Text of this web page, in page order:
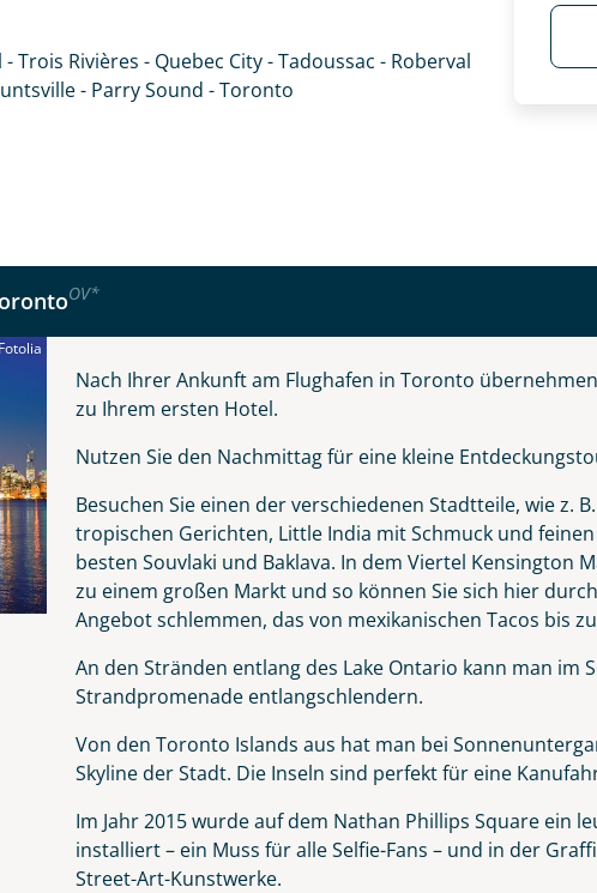
Rivières - Quebec City - Tadoussac - Roberval
- Parry Sound - Toronto
OV*
Nach Ihrer Ankunft am Flughafen in Toronto
zu Ihrem ersten Hotel.
Nutzen Sie den Nachmittag für eine kleine
Besuchen Sie einen der verschiedenen Stadtteile, wie z.
tropischen Gerichten, Little India mit Schmuck und
besten Souvlaki und Baklava. In dem Viertel Kensington
zu einem großen Markt und so können Sie sich hier
Angebot schlemmen, das von mexikanischen Tacos bis
An den Stränden entlang des Lake Ontario kann man im
Strandpromenade entlangschlendern.
Von den Toronto Islands aus hat man bei
Skyline der Stadt. Die Inseln sind perfekt für eine
Im Jahr 2015 wurde auf dem Nathan Phillips Square ein
installiert – ein Muss für alle Selfie-Fans – und in der
Street-Art-Kunstwerke.
Ihr Urlaub - so individuell wie Sie. Teilen Sie uns Ihre
kontaktieren Sie, um alles Weitere zu besprechen.
Nachname
Telefon